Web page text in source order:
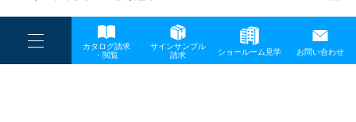
----
----
-
カタログ請求
・閲覧
サインサンプル
請求
ショールーム見学 お問い合わせ
一般事業主行動計画